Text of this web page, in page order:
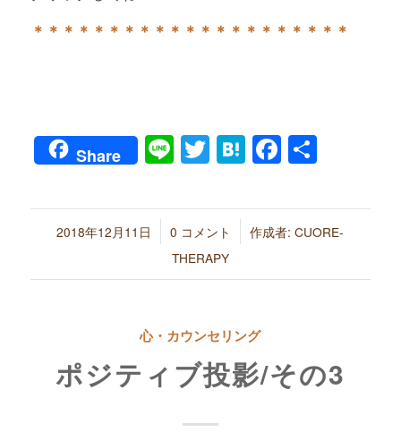
＊＊＊＊＊＊＊＊＊＊＊＊＊＊＊＊＊＊＊＊＊
Share LineTwitter
Hatena共
2018年12月11日
/ 0 コメント
/ 作成者:CUORE-
THERAPY
心・カウンセリング
ポジティブ投影/その3